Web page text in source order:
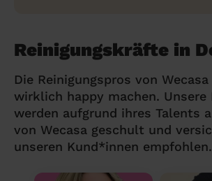
Reinigungskräfte in
Die Reinigungspros von
wirklich happy machen. Unsere
werden aufgrund ihres Talents
von Wecasa geschult und
unseren Kund*innen empfohlen.